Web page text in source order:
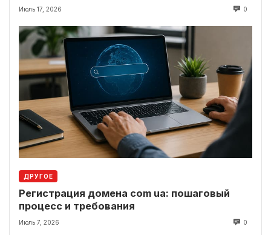
Июль 17, 2026 0
ДРУГОЕ
Регистрация домена com ua: пошаговый
процесс и требования
Июль 7, 2026 0